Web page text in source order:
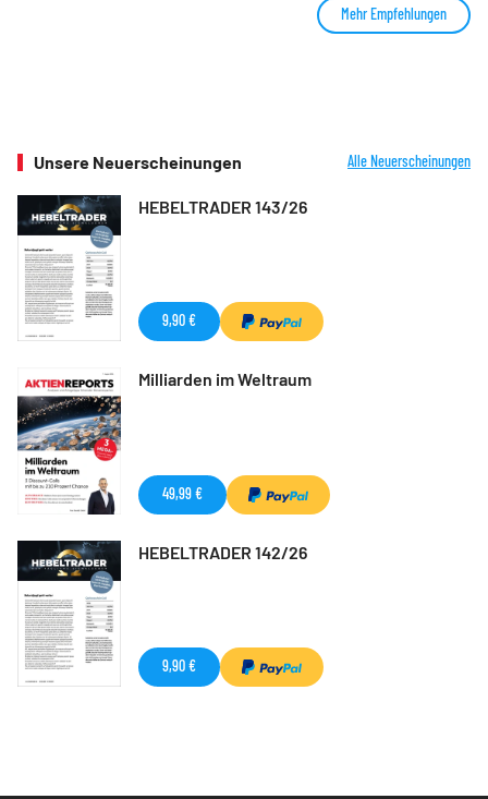
Mehr Empfehlungen
Unsere Neuerscheinungen Alle Neuerscheinungen
HEBELTRADER 143/26
9,90 €
Milliarden im Weltraum
49,99 €
HEBELTRADER 142/26
9,90 €